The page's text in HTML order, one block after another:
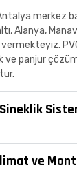
merkez
Alanya,
ve panjur
ve